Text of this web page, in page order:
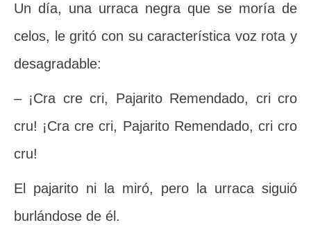
Un día, una urraca negra que se moría de
celos, le gritó con su característica voz rota y
desagradable:
– ¡Cra cre cri, Pajarito Remendado, cri cro
cru! ¡Cra cre cri, Pajarito Remendado, cri cro
cru!
El pajarito ni la miró, pero la urraca siguió
burlándose de él.